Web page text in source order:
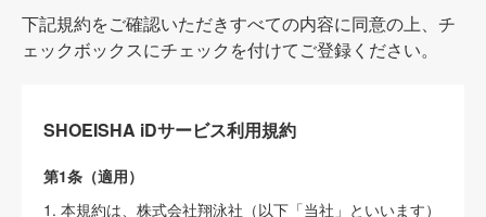
下記規約をご確認いただきすべての内容に同意の上、チ
ェックボックスにチェックを付けてご登録ください。
SHOEISHA iDサービス利用規約
第1条（適用）
1. 本規約は、株式会社翔泳社（以下「当社」といいます）